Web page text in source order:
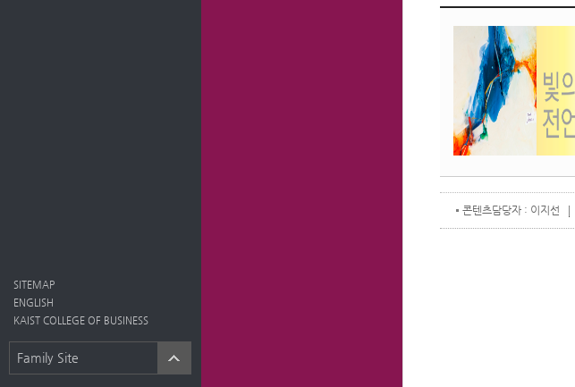
SITEMAP
ENGLISH
KAIST COLLEGE OF BUSINESS
Family Site
콘텐츠담당자 : 이지선